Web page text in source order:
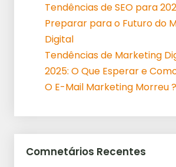
Tendências de SEO para
Preparar para o Futuro do
Digital
Tendências de Marketing
2025: O Que Esperar e
O E-Mail Marketing Morreu ?
Comnetários Recentes